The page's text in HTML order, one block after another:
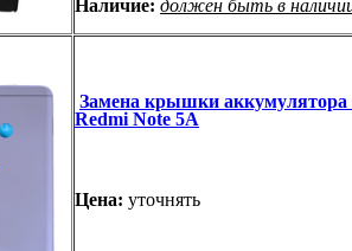
Наличие: должен быть в
Замена крышки аккумулятора
Redmi Note 5A
Цена: уточнять